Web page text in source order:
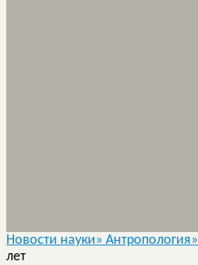
Новости науки» Антропология»
лет